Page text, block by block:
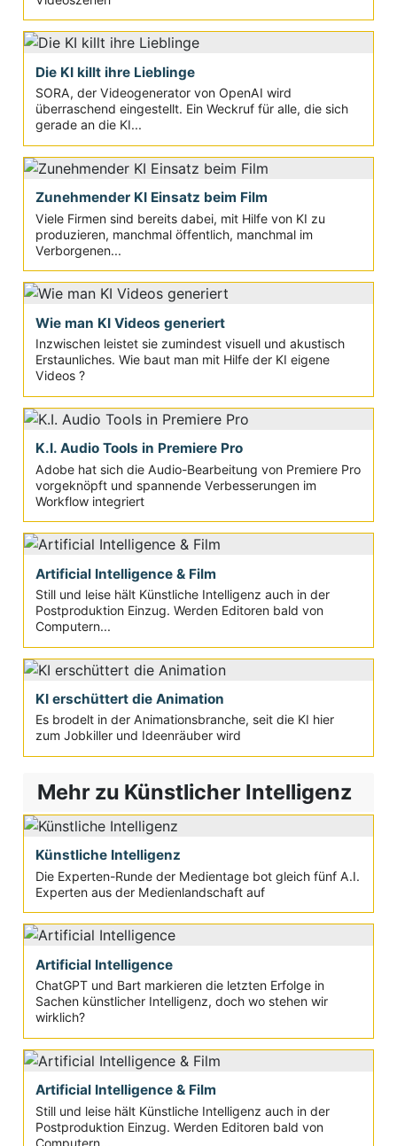
Die KI killt ihre Lieblinge
SORA, der Videogenerator von OpenAI wird
überraschend eingestellt. Ein Weckruf für alle, die sich
gerade an die KI...
Zunehmender KI Einsatz beim Film
Viele Firmen sind bereits dabei, mit Hilfe von KI zu
produzieren, manchmal öffentlich, manchmal im
Verborgenen...
Wie man KI Videos generiert
Inzwischen leistet sie zumindest visuell und akustisch
Erstaunliches. Wie baut man mit Hilfe der KI eigene
Videos ?
K.I. Audio Tools in Premiere Pro
Adobe hat sich die Audio-Bearbeitung von Premiere Pro
vorgeknöpft und spannende Verbesserungen im
Workflow integriert
Artificial Intelligence & Film
Still und leise hält Künstliche Intelligenz auch in der
Postproduktion Einzug. Werden Editoren bald von
Computern...
KI erschüttert die Animation
Es brodelt in der Animationsbranche, seit die KI hier
zum Jobkiller und Ideenräuber wird
Mehr zu Künstlicher Intelligenz
Künstliche Intelligenz
Die Experten-Runde der Medientage bot gleich fünf A.I.
Experten aus der Medienlandschaft auf
Artificial Intelligence
ChatGPT und Bart markieren die letzten Erfolge in
Sachen künstlicher Intelligenz, doch wo stehen wir
wirklich?
Artificial Intelligence & Film
Still und leise hält Künstliche Intelligenz auch in der
Postproduktion Einzug. Werden Editoren bald von
Computern...